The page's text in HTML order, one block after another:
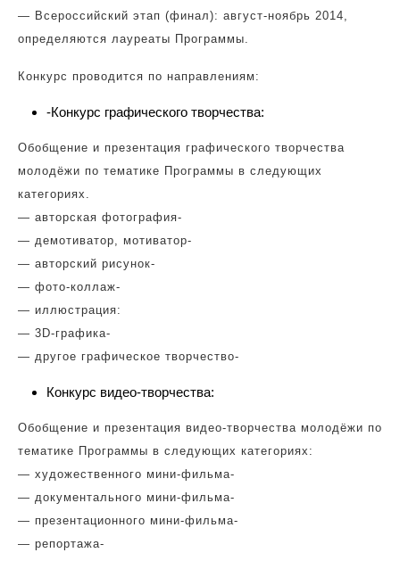
— Всероссийский этап (финал): август-ноябрь 2014,
определяются лауреаты Программы.
Конкурс проводится по направлениям:
-Конкурс графического творчества:
Обобщение и презентация графического творчества
молодёжи по тематике Программы в следующих
категориях.
— авторская фотография-
— демотиватор, мотиватор-
— авторский рисунок-
— фото-коллаж-
— иллюстрация:
— 3D-графика-
— другое графическое творчество-
Конкурс видео-творчества:
Обобщение и презентация видео-творчества молодёжи по
тематике Программы в следующих категориях:
— художественного мини-фильма-
— документального мини-фильма-
— презентационного мини-фильма-
— репортажа-